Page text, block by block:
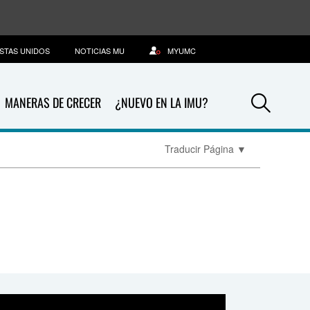
MANERAS DE CRECER ¿NUEVO EN LA IMU?
UNIDOS NOTICIAS MU MYUMC
Traducir Página ▼